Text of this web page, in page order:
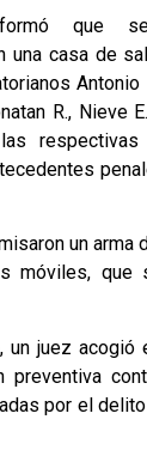
que
una casa de
Antonio
R., Nieve
respectivas
un arma
móviles, que
un juez
preventiva
por el